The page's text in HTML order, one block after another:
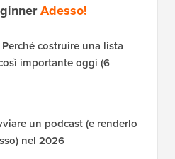
Adesso!
costruire una lista
importante oggi (6
un podcast (e renderlo
nel 2026